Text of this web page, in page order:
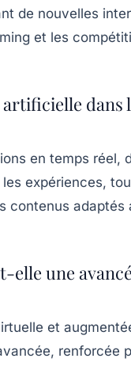
de nouvelles
et les
dans
en temps réel,
expériences,
contenus adaptés
elle une
et
renforcée